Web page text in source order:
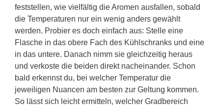
feststellen, wie vielfältig die Aromen ausfallen, sobald
die Temperaturen nur ein wenig anders gewählt
werden. Probier es doch einfach aus: Stelle eine
Flasche in das obere Fach des Kühlschranks und eine
in das untere. Danach nimm sie gleichzeitig heraus
und verkoste die beiden direkt nacheinander. Schon
bald erkennst du, bei welcher Temperatur die
jeweiligen Nuancen am besten zur Geltung kommen.
So lässt sich leicht ermitteln, welcher Gradbereich